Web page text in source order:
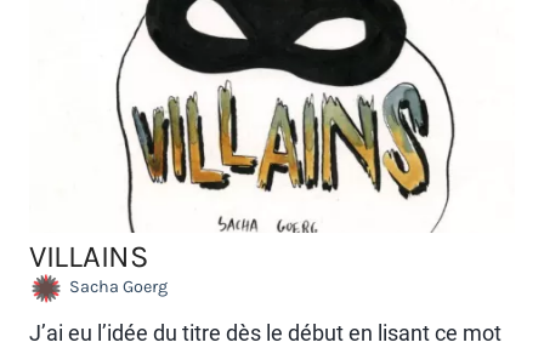
VILLAINS
Sacha Goerg
J’ai eu l’idée du titre dès le début en lisant ce mot